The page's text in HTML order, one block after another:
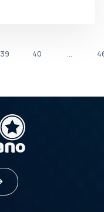
39 40 …